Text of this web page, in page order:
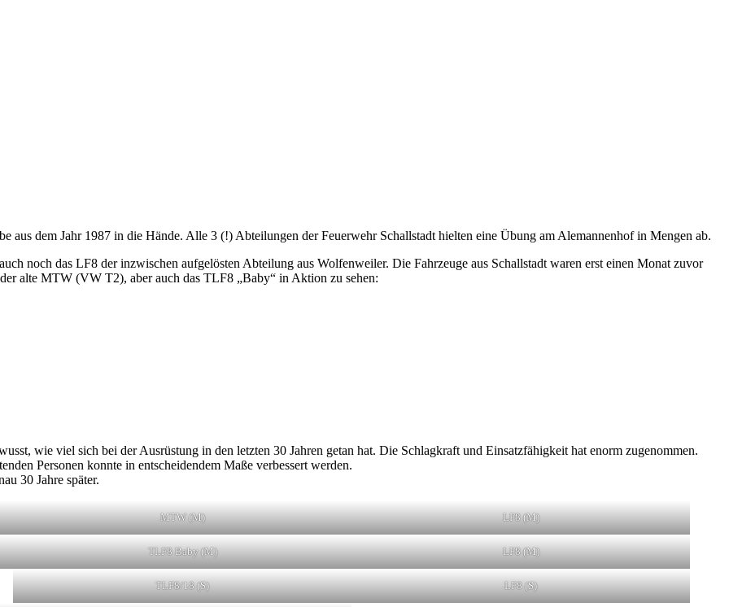
aus dem Jahr 1987 in die Hände. Alle 3 (!) Abteilungen der Feuerwehr Schallstadt hielten eine Übung am Alemannenhof in Mengen ab.
noch das LF8 der inzwischen aufgelösten Abteilung aus Wolfenweiler. Die Fahrzeuge aus Schallstadt waren erst einen Monat zuvor
alte MTW (VW T2), aber auch das TLF8 „Baby“ in Aktion zu sehen:
wie viel sich bei der Ausrüstung in den letzten 30 Jahren getan hat. Die Schlagkraft und Einsatzfähigkeit hat enorm zugenommen.
Personen konnte in entscheidendem Maße verbessert werden.
30 Jahre später.
MTW (M) LF8 (M)
TLF8 Baby (M) LF8 (M)
TLF8/18 (S) LF8 (S)